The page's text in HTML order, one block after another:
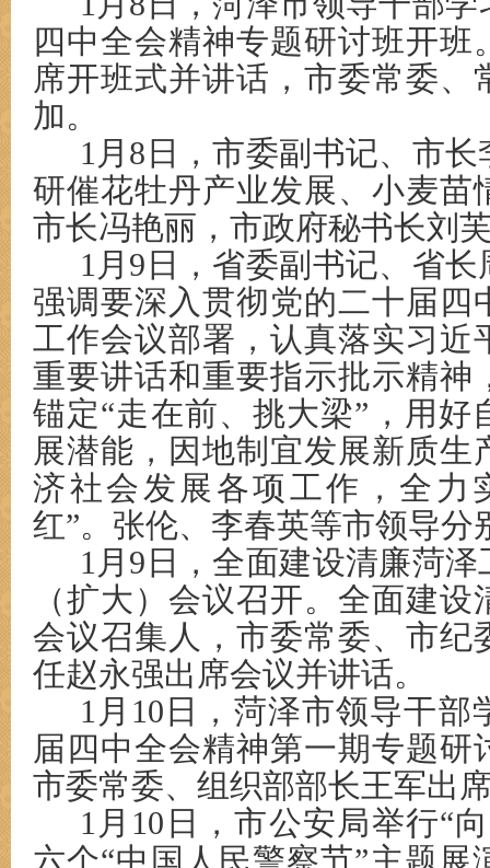
四中全会精神专题研讨班开班
席开班式并讲话，市委常委、
加。
1月8日，市委副书记、市
研催花牡丹产业发展、小麦苗
市长冯艳丽，市政府秘书长刘
1月9日，省委副书记、省长
强调要深入贯彻党的二十届四
工作会议部署，认真落实习近
重要讲话和重要指示批示精神
锚定“走在前、挑大梁”，用好
展潜能，因地制宜发展新质生
济社会发展各项工作，全力
红”。张伦、李春英等市领导分
1月9日，全面建设清廉菏
（扩大）会议召开。全面建
会议召集人，市委常委、市纪
任赵永强出席会议并讲话。
1月10日，菏泽市领导干部
届四中全会精神第一期专题研
市委常委、组织部部长王军出
1月10日，市公安局举行“
六个“中国人民警察节”主题展